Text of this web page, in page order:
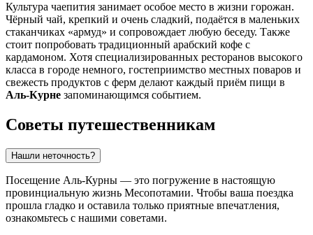
Культура чаепития занимает особое место в жизни горожан.
Чёрный чай, крепкий и очень сладкий, подаётся в маленьких
стаканчиках «армуд» и сопровождает любую беседу. Также
стоит попробовать традиционный арабский кофе с
кардамоном. Хотя специализированных ресторанов высокого
класса в городе немного, гостеприимство местных поваров и
свежесть продуктов с ферм делают каждый приём пищи в
Аль-Курне запоминающимся событием.
Советы путешественникам
Нашли неточность?
Посещение Аль-Курны — это погружение в настоящую
провинциальную жизнь Месопотамии. Чтобы ваша поездка
прошла гладко и оставила только приятные впечатления,
ознакомьтесь с нашими советами.